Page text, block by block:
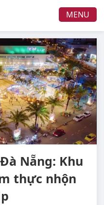
MENU
Nẵng: Khu
thực nhộn